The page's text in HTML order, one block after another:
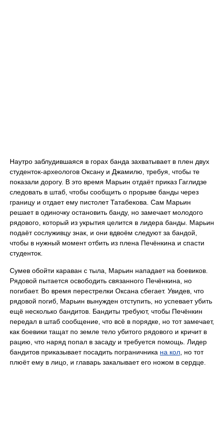
Наутро заблудившаяся в горах банда захватывает в плен двух
студенток-археологов Оксану и Джамилю, требуя, чтобы те
показали дорогу. В это время Марьин отдаёт приказ Гаглидзе
следовать в штаб, чтобы сообщить о прорыве банды через
границу и отдает ему пистолет Татабекова. Сам Марьин
решает в одиночку остановить банду, но замечает молодого
рядового, который из укрытия целится в лидера банды. Марьин
подаёт сослуживцу знак, и они вдвоём следуют за бандой,
чтобы в нужный момент отбить из плена Печёнкина и спасти
студенток.
Сумев обойти караван с тыла, Марьин нападает на боевиков.
Рядовой пытается освободить связанного Печёнкина, но
погибает. Во время перестрелки Оксана сбегает. Увидев, что
рядовой погиб, Марьин вынужден отступить, но успевает убить
ещё несколько бандитов. Бандиты требуют, чтобы Печёнкин
передал в штаб сообщение, что всё в порядке, но тот замечает,
как боевики тащат по земле тело убитого рядового и кричит в
рацию, что наряд попал в засаду и требуется помощь. Лидер
бандитов приказывает посадить пограничника на кол , но тот
плюёт ему в лицо, и главарь закалывает его ножом в сердце.